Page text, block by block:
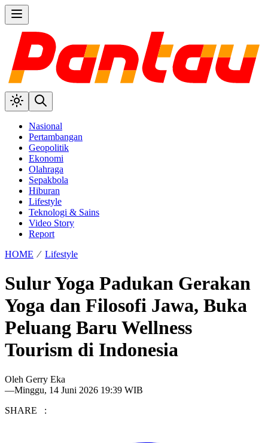
Nasional
Pertambangan
Geopolitik
Ekonomi
Olahraga
Sepakbola
Hiburan
Lifestyle
Teknologi & Sains
Video Story
Report
HOME ⁄ Lifestyle
Sulur Yoga Padukan Gerakan
Yoga dan Filosofi Jawa, Buka
Peluang Baru Wellness
Tourism di Indonesia
Oleh Gerry Eka
—Minggu, 14 Juni 2026 19:39 WIB
SHARE :